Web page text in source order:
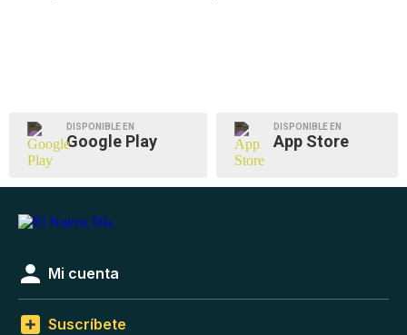
DISPONIBLE EN
Google Play
DISPONIBLE EN
App Store
Mi cuenta
Suscríbete